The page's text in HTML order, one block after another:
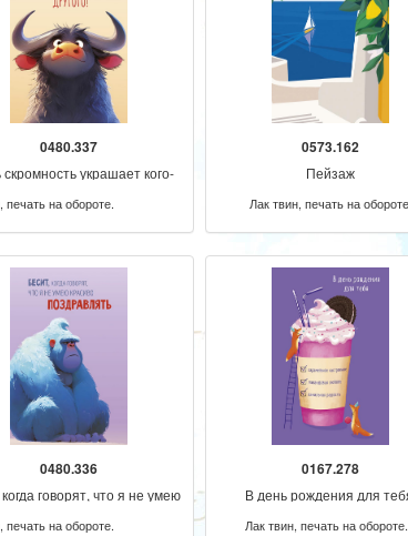
0480.337
скромность украшает кого-
нибудь другого!
печать на обороте.
0573.162
Пейзаж
Лак твин, печать на
0480.336
говорят, что я не умею
красиво поздравлять
печать на обороте.
0167.278
В день рождения для
Лак твин, печать на обороте.